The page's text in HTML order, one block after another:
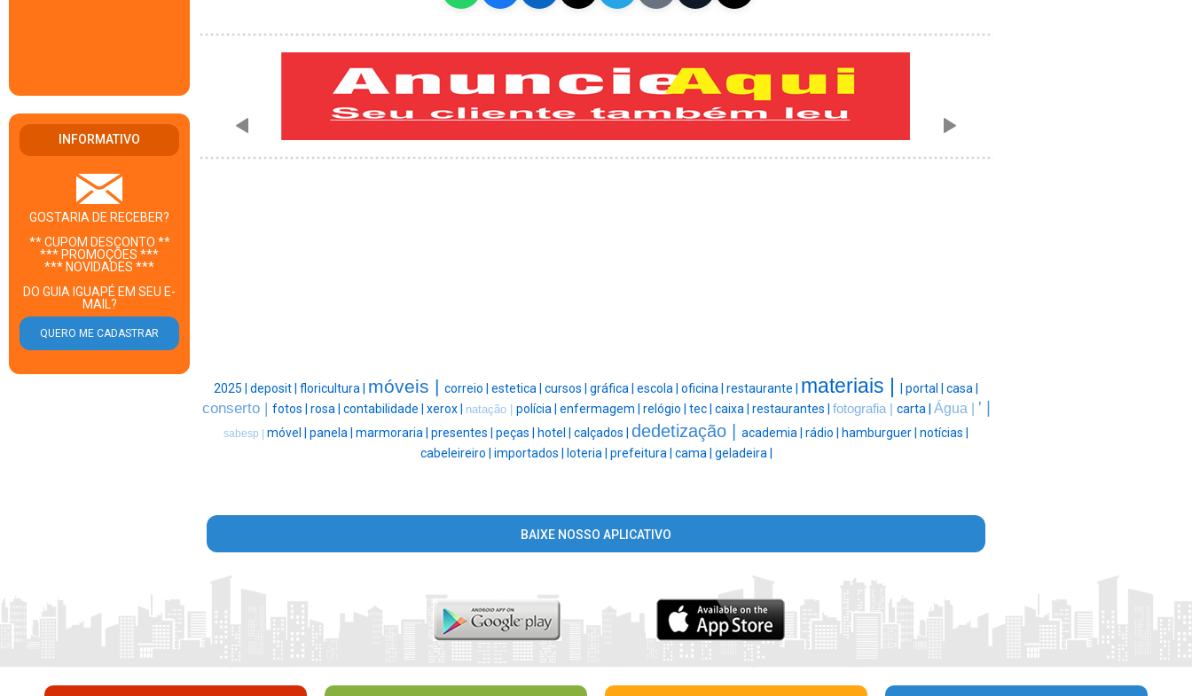
INFORMATIVO
GOSTARIA DE RECEBER?
** CUPOM DESCONTO **
*** PROMOÇÕES ***
*** NOVIDADES ***
DO GUIA IGUAPÉ EM SEU E-
MAIL?
2025 | deposit | floricultura | móveis | correio | estetica | cursos | gráfica | escola | oficina | restaurante | materiais | portal | casa |
conserto | fotos | rosa | contabilidade | xerox | natação | polícia | enfermagem | relógio | tec | caixa | restaurantes | fotografia | carta | Água | ' |
sabesp | móvel | panela | marmoraria | presentes | peças | hotel | calçados | dedetização | academia | rádio | hamburguer | notícias |
cabeleireiro | importados | loteria | prefeitura | cama | geladeira |
BAIXE NOSSO APLICATIVO